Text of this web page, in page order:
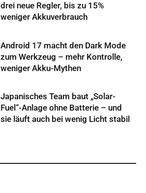
drei neue Regler, bis zu 15%
weniger Akkuverbrauch
Android 17 macht den Dark Mode
zum Werkzeug – mehr Kontrolle,
weniger Akku-Mythen
Japanisches Team baut „Solar-
Fuel“-Anlage ohne Batterie – und
sie läuft auch bei wenig Licht stabil